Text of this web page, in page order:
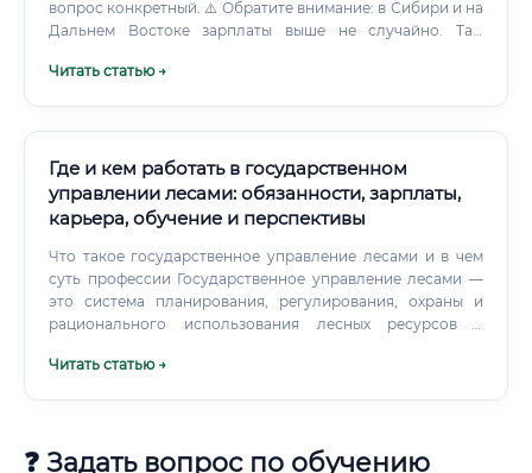
вопрос конкретный. ⚠️ Обратите внимание: в Сибири и на
Дальнем Востоке зарплаты выше не случайно. Там
страны, условия работы тяжелее, и компании вынуждены
Читать статью →
Где и кем работать в государственном
управлении лесами: обязанности, зарплаты,
карьера, обучение и перспективы
Что такое государственное управление лесами и в чем
суть профессии Государственное управление лесами —
это система планирования, регулирования, охраны и
рационального использования лесных ресурсов в
сфере обеспечивают законность пользования лесами,
национальных климатических обязательств.
Читать статью →
❓ Задать вопрос по обучению